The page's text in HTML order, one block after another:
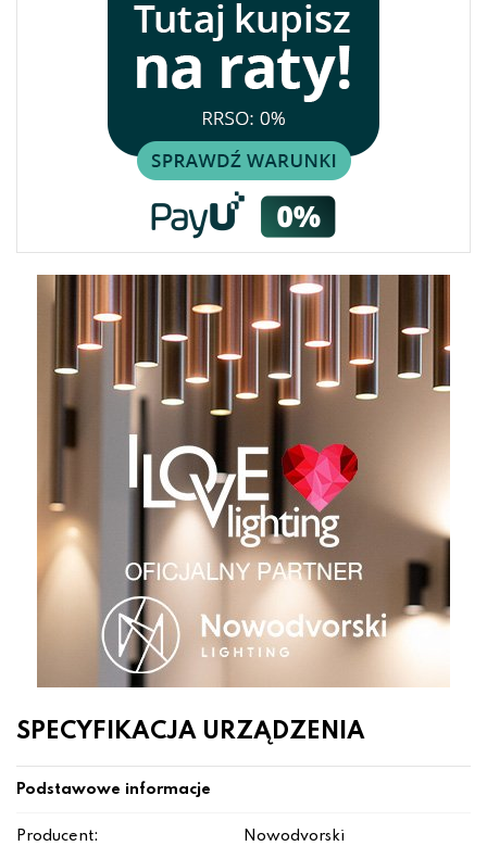
SPECYFIKACJA URZĄDZENIA
Podstawowe informacje
Producent: Nowodvorski